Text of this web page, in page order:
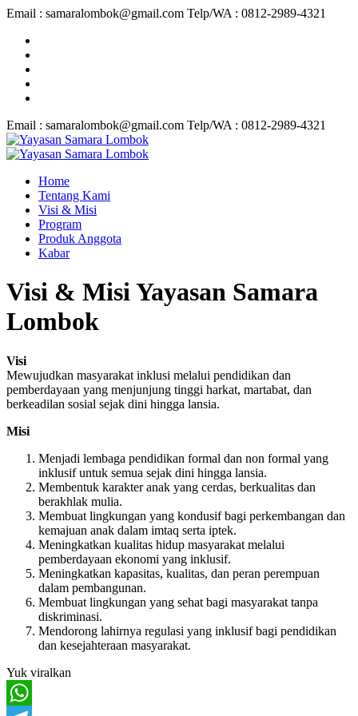
Email : samaralombok@gmail.com Telp/WA : 0812-2989-4321
Email : samaralombok@gmail.com Telp/WA : 0812-2989-4321
Home
Tentang Kami
Visi & Misi
Program
Produk Anggota
Kabar
Visi & Misi Yayasan Samara
Lombok
Visi
Mewujudkan masyarakat inklusi melalui pendidikan dan
pemberdayaan yang menjunjung tinggi harkat, martabat, dan
berkeadilan sosial sejak dini hingga lansia.
Misi
Menjadi lembaga pendidikan formal dan non formal yang
inklusif untuk semua sejak dini hingga lansia.
Membentuk karakter anak yang cerdas, berkualitas dan
berakhlak mulia.
Membuat lingkungan yang kondusif bagi perkembangan dan
kemajuan anak dalam imtaq serta iptek.
Meningkatkan kualitas hidup masyarakat melalui
pemberdayaan ekonomi yang inklusif.
Meningkatkan kapasitas, kualitas, dan peran perempuan
dalam pembangunan.
Membuat lingkungan yang sehat bagi masyarakat tanpa
diskriminasi.
Mendorong lahirnya regulasi yang inklusif bagi pendidikan
dan kesejahteraan masyarakat.
Yuk viralkan